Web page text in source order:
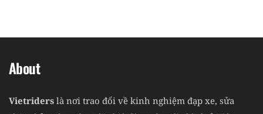
About
Vietriders là nơi trao đổi về kinh nghiệm đạp xe, sửa